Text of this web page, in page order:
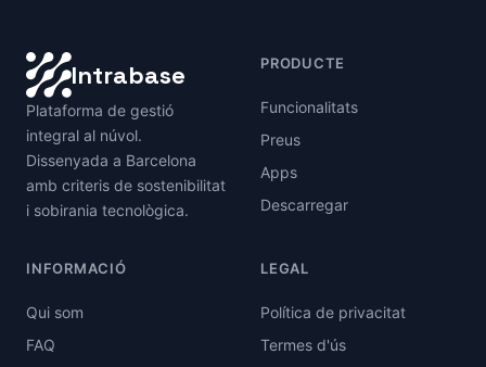
Intrabase
Plataforma de gestió
integral al núvol.
Dissenyada a Barcelona
amb criteris de sostenibilitat
i sobirania tecnològica.
PRODUCTE
Funcionalitats
Preus
Apps
Descarregar
INFORMACIÓ
Qui som
FAQ
LEGAL
Política de privacitat
Termes d'ús